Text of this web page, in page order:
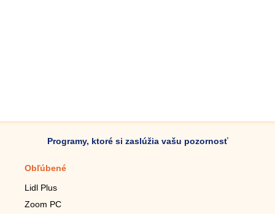
Programy, ktoré si zaslúžia vašu pozornosť
Obľúbené
Lidl Plus
Zoom PC